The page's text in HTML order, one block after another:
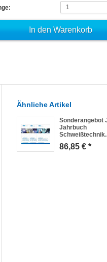
1
Ähnliche Artikel
Sonderangebot
Jahrbuch
86,85 € *